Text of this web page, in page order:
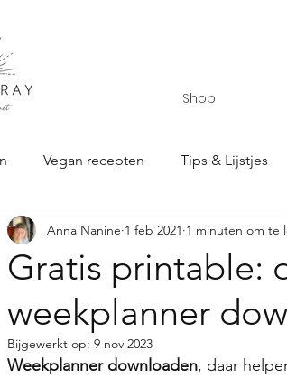
Shop
Vegan recepten Tips & Lijstjes
Cadeau's Sammy Ray Interieur
Gratis printable:
weekplanner
Anna Nanine 1 feb 2021 1 minuten om te
Bijgewerkt op: 9 nov 2023
Weekplanner downloaden, daar